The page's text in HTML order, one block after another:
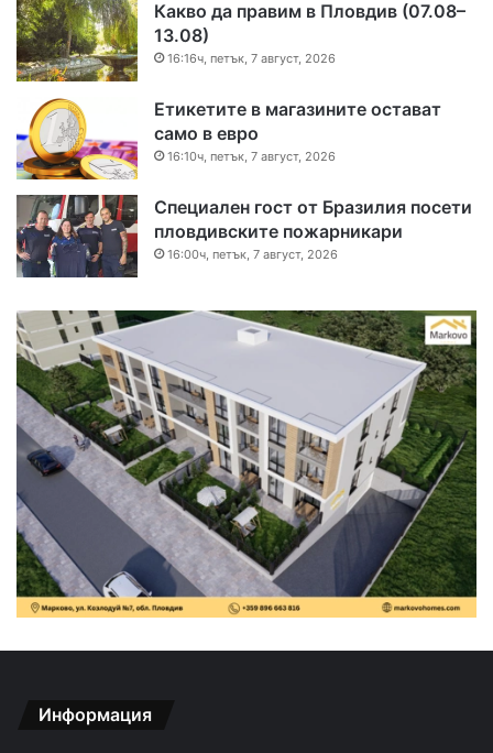
Какво да правим в Пловдив (07.08–
13.08)
16:16ч, петък, 7 август, 2026
Етикетите в магазините остават
само в евро
16:10ч, петък, 7 август, 2026
Специален гост от Бразилия посети
пловдивските пожарникари
16:00ч, петък, 7 август, 2026
Информация